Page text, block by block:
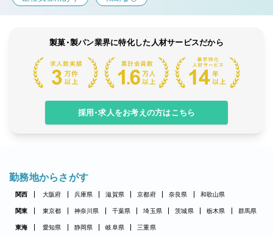
製菓・製パン業界に特化した人材サービスだから
採用・求人をお考えの方はこちら
勤務地からさがす
関西 大阪府 兵庫県 滋賀県 京都府 奈良県 和歌山県
関東 東京都 神奈川県 千葉県 埼玉県 茨城県 栃木県 群馬県
東海 愛知県 静岡県 岐阜県 三重県